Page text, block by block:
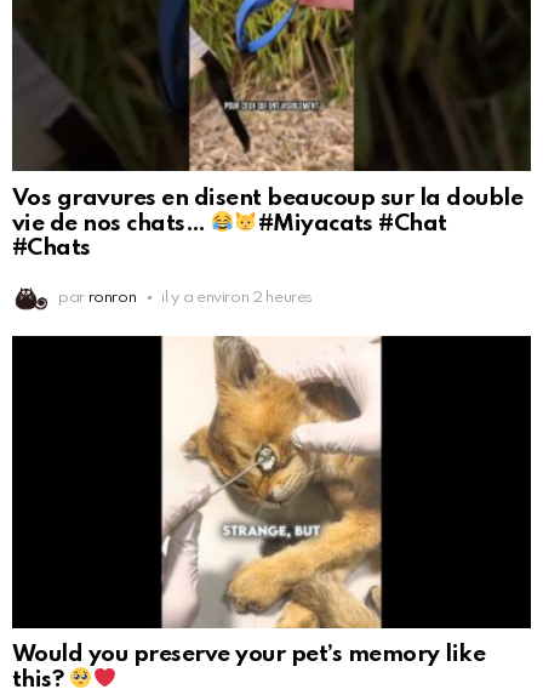
Vos gravures en disent beaucoup sur la double
vie de nos chats…
#Miyacats #Chat
#Chats
par ronron il y a environ 2 heures
Would you preserve your pet’s memory like
this?